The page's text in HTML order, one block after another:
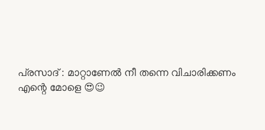
പ്രസാദ് : മാറ്റാണേൽ നീ തന്നെ വിചാരിക്കണം
എന്റെ മോളെ 😍😉